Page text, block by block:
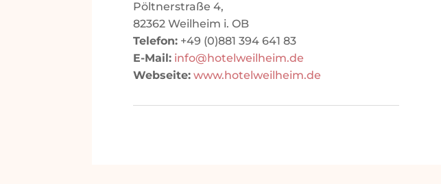
Pöltnerstraße 4,
82362 Weilheim i. OB
Telefon: +49 (0)881 394 641 83
E-Mail: info@hotelweilheim.de
Webseite: www.hotelweilheim.de